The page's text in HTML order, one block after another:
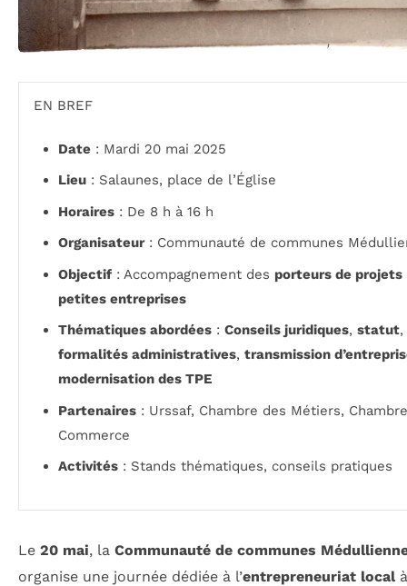
EN BREF
Date : Mardi 20 mai 2025
Lieu : Salaunes, place de l’Église
Horaires : De 8 h à 16 h
Organisateur: Communauté de communes
Objectif : Accompagnement des porteurs de projets
petites entreprises
Thématiques abordées : Conseils juridiques, statut,
formalités administratives, transmission
modernisation des TPE
Partenaires : Urssaf, Chambre des Métiers,
Commerce
Activités : Stands thématiques, conseils pratiques
Le 20 mai, la Communauté de communes
organise une journée dédiée à l’entrepreneuriat localà